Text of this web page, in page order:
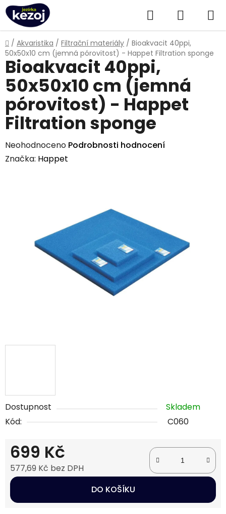
Přejít
na
obsah
Hledat
KOŠÍK
Domů
/ Akvaristika / Filtrační materiály / Bioakvacit 40ppi,
50x50x10 cm (jemná pórovitost) - Happet Filtration sponge
Dostupnost
Skladem
Kód:
C060
699 Kč
577,69 Kč bez DPH
Měrná cena:
DO KOŠÍKU
Bioakvacit 40ppi,
50x50x10 cm (jemná
pórovitost) - Happet
Filtration sponge
Průměrné
hodnocení
hvězdiček.
Neohodnoceno Podrobnosti hodnocení
Značka: Happet